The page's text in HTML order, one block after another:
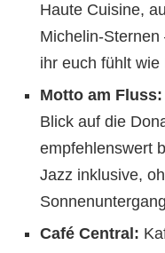
Haute Cuisine,
Michelin-
ihr euch fühlt
Motto am Fluss:
Blick auf die
empfehlenswert
Jazz inklusive,
Café Central: